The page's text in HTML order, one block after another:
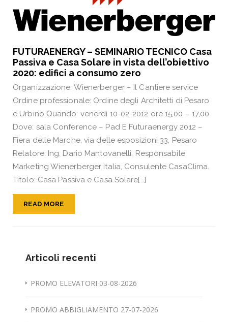
FUTURAENERGY – SEMINARIO TECNICO Casa
Passiva e Casa Solare in vista dell’obiettivo
2020: edifici a consumo zero
Organizzazione: Wienerberger – Il Cantiere service
Ordine professionale: Ordine degli Architetti di Pesaro
e Urbino Quando: venerdì 10-02-2012 ore 15,00 – 17,00
Dove: sala Conference – Pad E Futuraenergy 2012 –
Fiera delle Marche, via delle esposizioni 33, Pesaro
Relatore: Ing. Dario Mantovanelli, Responsabile
Marketing Wienerberger Italia, Consulente CasaClima.
Titolo: Casa Passiva e Casa Solare[…]
READ MORE
Articoli recenti
PROMO ELEVATORI 03-08-2026
PROMO ABBIGLIAMENTO 27-07-2026